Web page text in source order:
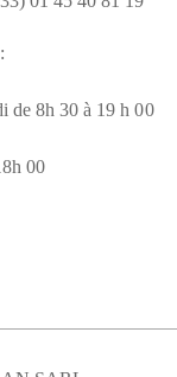
de 8h 30 à 19 h 00
00